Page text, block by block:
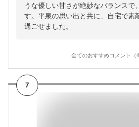
うな優しい甘さが絶妙なバランスで
す。平泉の思い出と共に、自宅で素
過ごせました。
全てのおすすめコメント（4
7